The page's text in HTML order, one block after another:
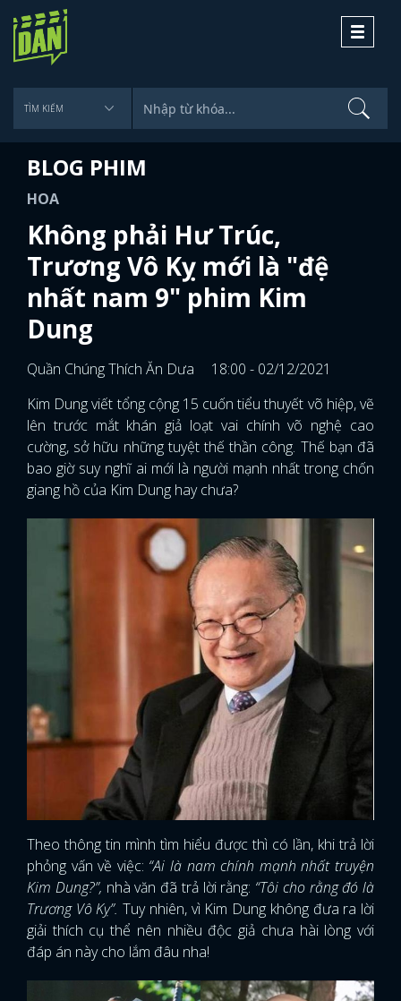
Toggle
BLOG PHIM
HOA
Không phải Hư Trúc,
Trương Vô Kỵ mới là "đệ
nhất nam 9" phim Kim
Dung
Quần Chúng Thích Ăn Dưa
18:00 - 02/12/2021
Kim Dung viết tổng cộng 15 cuốn tiểu thuyết võ hiệp, vẽ
lên trước mắt khán giả loạt vai chính võ nghệ cao
cường, sở hữu những tuyệt thế thần công. Thế bạn đã
bao giờ suy nghĩ ai mới là người mạnh nhất trong chốn
giang hồ của Kim Dung hay chưa?
Theo thông tin mình tìm hiểu được thì có lần, khi trả lời
phỏng vấn về việc: “Ai là nam chính mạnh nhất truyện
Kim Dung?”, nhà văn đã trả lời rằng: “Tôi cho rằng đó là
Trương Vô Kỵ”. Tuy nhiên, vì Kim Dung không đưa ra lời
giải thích cụ thể nên nhiều độc giả chưa hài lòng với
đáp án này cho lắm đâu nha!